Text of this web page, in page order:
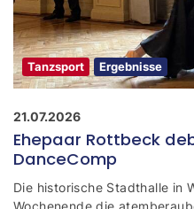
Tanzsport Ergebnisse
21.07.2026
Ehepaar Rottbeck
DanceComp
Die historische Stadthalle in
Wochenende die